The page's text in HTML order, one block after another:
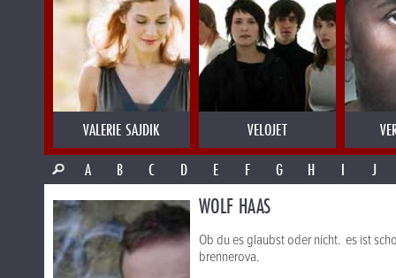
VALERIE SAJDIK VELOJET
A
B C D E F G H I J
WOLF HAAS
Ob du es glaubst oder nicht. es ist
brennerova.